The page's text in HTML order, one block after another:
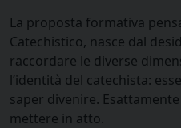
La proposta formativa
Catechistico, nasce dal
raccordare le diverse
l’identità del catechista:
saper divenire.
mettere in atto.